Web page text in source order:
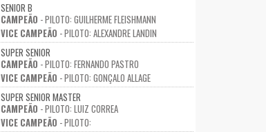
SENIOR B
CAMPEÃO - PILOTO: GUILHERME FLEISHMANN
VICE CAMPEÃO - PILOTO: ALEXANDRE LANDIN
SUPER SENIOR
CAMPEÃO - PILOTO: FERNANDO PASTRO
VICE CAMPEÃO - PILOTO: GONÇALO ALLAGE
SUPER SENIOR MASTER
CAMPEÃO - PILOTO: LUIZ CORREA
VICE CAMPEÃO - PILOTO: